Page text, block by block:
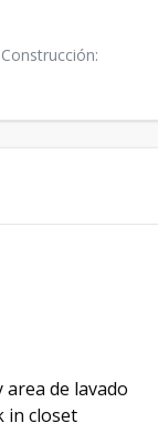
:
de lavado
in closet